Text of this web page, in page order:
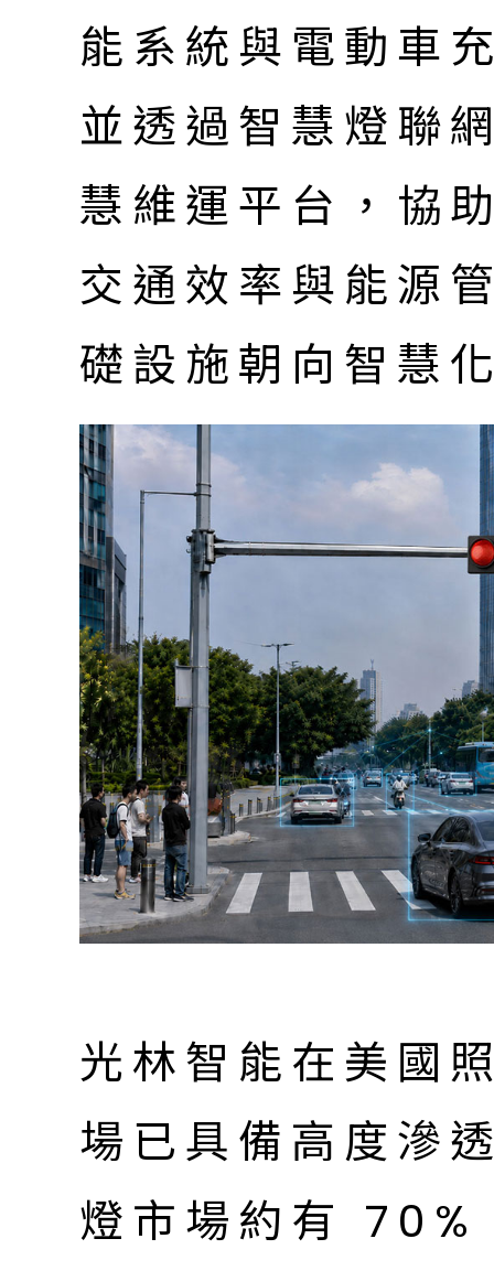
能系統與電動車
並透過智慧燈聯
慧維運平台，協
交通效率與能源
礎設施朝向智慧
光林智能在美國
場已具備高度滲
燈市場約有